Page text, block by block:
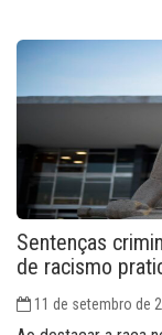
Sentenças
de racismo
11 de setembro de